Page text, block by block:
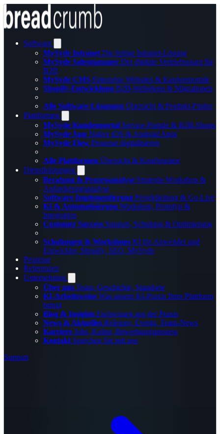
Software
MySyde Intranet Die fertige Intranet-Lösung
MySyde Salesmanager Der digitale Vertriebsraum für
B2B
MySyde CMS Enterprise Websites & Karriereportale
Shopify-Entwicklung B2B-Webshops & Migrationen
Alle Software-Lösungen Übersicht & Produkt-Finder
Plattformen
MySyde Kundenportal Service-Portale & B2B-Shops
MySyde App Native iOS & Android Apps
MySyde Flow Prozesse digitalisieren
Alle Plattformen Übersicht & Konfigurator
Dienstleistungen
Beratung & Prozessanalyse Strategie-Workshop &
Anforderungsanalyse
Software-Implementierung Projektleitung & Go-Live
KI & Automatisierung Workshop, Prototyp &
Integration
Customer Success Support, Schulung & Optimierung
Schulungen & Workshops KI für Anwender und
Entwickler, Shopify, SEO, MySyde
Prozesse
Referenzen
Unternehmen
Über uns Team, Geschichte, Standorte
KI-Arbeitsweise Was unsere KI-Praxis Ihrer Plattform
bringt
Blog & Insights Fachwissen aus der Praxis
News & Aktuelles Releases, Events, Team-News
Karriere Jobs, Kultur, Bewerbungsprozess
Kontakt Sprechen Sie mit uns
Support